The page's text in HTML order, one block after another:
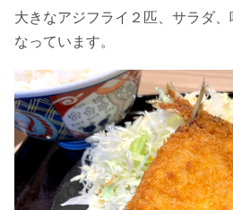
大きなアジフライ２匹、サラダ
なっています。